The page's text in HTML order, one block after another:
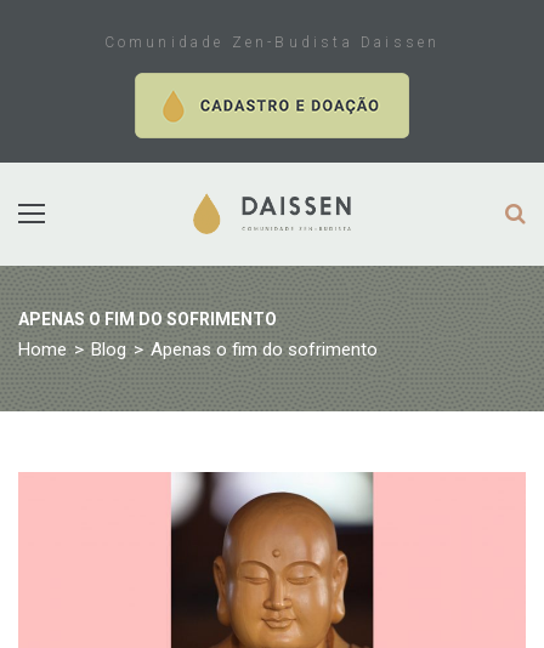
Comunidade Zen-Budista Daissen
APENAS O FIM DO SOFRIMENTO
Home > Blog > Apenas o fim do sofrimento